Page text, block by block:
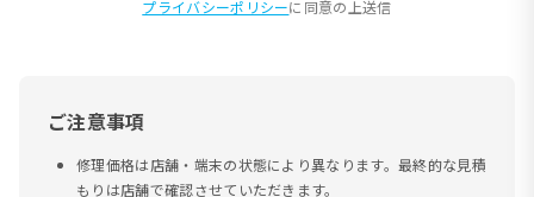
プライバシーポリシーに同意の上送信
ご注意事項
修理価格は店舗・端末の状態により異なります。最終的な見積
もりは店舗で確認させていただきます。